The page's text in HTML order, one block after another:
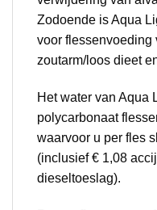
Zodoende is Aqua
voor flessenvoeding
zoutarm/loos dieet
Het water van Aqua
polycarbonaat
waarvoor u per fles
(inclusief € 1,08
dieseltoeslag).